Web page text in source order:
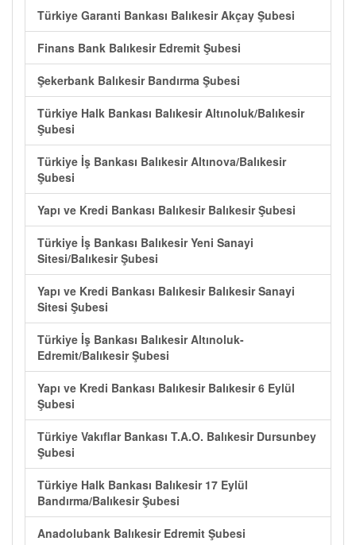
Türkiye Garanti Bankası Balıkesir Akçay Şubesi
Finans Bank Balıkesir Edremit Şubesi
Şekerbank Balıkesir Bandırma Şubesi
Türkiye Halk Bankası Balıkesir Altınoluk/Balıkesir
Şubesi
Türkiye İş Bankası Balıkesir Altınova/Balıkesir
Şubesi
Yapı ve Kredi Bankası Balıkesir Balıkesir Şubesi
Türkiye İş Bankası Balıkesir Yeni Sanayi
Sitesi/Balıkesir Şubesi
Yapı ve Kredi Bankası Balıkesir Balıkesir Sanayi
Sitesi Şubesi
Türkiye İş Bankası Balıkesir Altınoluk-
Edremit/Balıkesir Şubesi
Yapı ve Kredi Bankası Balıkesir Balıkesir 6 Eylül
Şubesi
Türkiye Vakıflar Bankası T.A.O. Balıkesir Dursunbey
Şubesi
Türkiye Halk Bankası Balıkesir 17 Eylül
Bandırma/Balıkesir Şubesi
Anadolubank Balıkesir Edremit Şubesi